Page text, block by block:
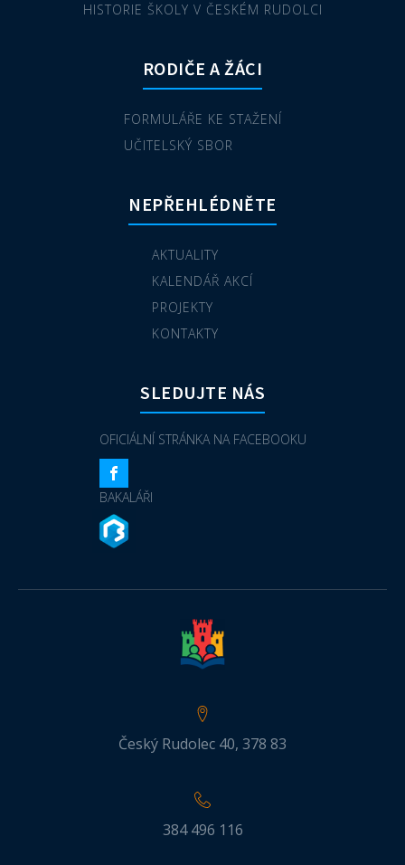
HISTORIE ŠKOLY V ČESKÉM RUDOLCI
RODIČE A ŽÁCI
FORMULÁŘE KE STAŽENÍ
UČITELSKÝ SBOR
NEPŘEHLÉDNĚTE
AKTUALITY
KALENDÁŘ AKCÍ
PROJEKTY
KONTAKTY
SLEDUJTE NÁS
OFICIÁLNÍ STRÁNKA NA FACEBOOKU
BAKALÁŘI
Český Rudolec 40, 378 83
384 496 116